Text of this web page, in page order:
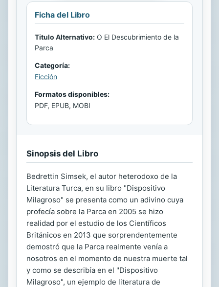
Ficha del Libro
Titulo Alternativo: O El Descubrimiento de la
Parca
Categoría:
Ficción
Formatos disponibles:
PDF, EPUB, MOBI
Sinopsis del Libro
Bedrettin Simsek, el autor heterodoxo de la
Literatura Turca, en su libro "Dispositivo
Milagroso" se presenta como un adivino cuya
profecía sobre la Parca en 2005 se hizo
realidad por el estudio de los Científicos
Británicos en 2013 que sorprendentemente
demostró que la Parca realmente venía a
nosotros en el momento de nuestra muerte tal
y como se describía en el "Dispositivo
Milagroso", un ejemplo de literatura de